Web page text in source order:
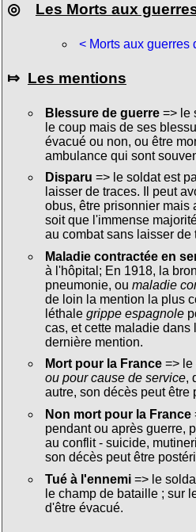
◎ Les Morts aux
< Morts aux guerres
⤇ Les mentions
Blessure de guerre=> le
le coup mais de ses
évacué ou non, ou être
ambulance qui sont
Disparu => le soldat est
laisser de traces. Il peut
obus, être prisonnier mais
soit que l'immense
au combat sans laisser de
Maladie contractée en
à l'hôpital; En 1918, la
pneumonie, ou maladie
de loin la mention la plus
léthale grippe espagnole
cas, et cette maladie dans
dernière mention.
Mort pour la France=> le
ou pour cause de service,
autre, son décès peut être
Non mort pour la France
pendant ou après guerre,
au conflit - suicide,
son décès peut être
Tué à l'ennemi=> le
le champ de bataille ; sur
d'être évacué.